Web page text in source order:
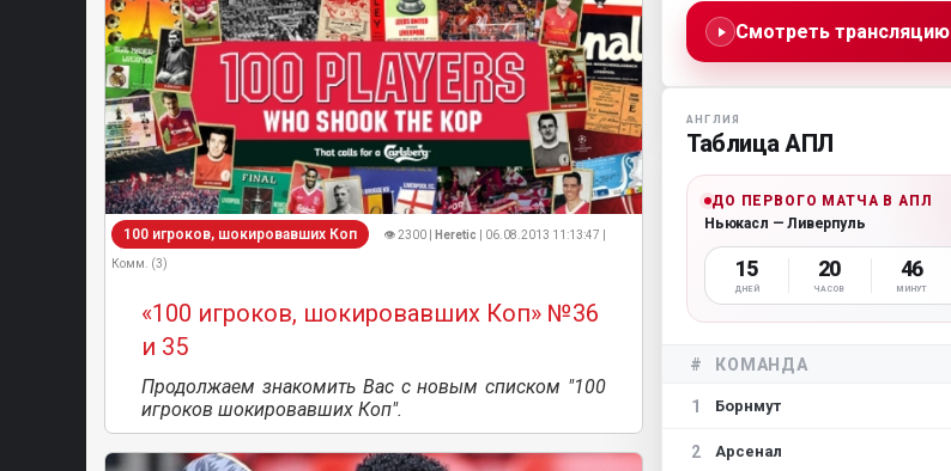
100 игроков, шокировавших Коп 👁 2300 | Heretic | 06.08.2013 11:13:47 |
Комм. (3)
«100 игроков, шокировавших Коп» №36
и 35
Продолжаем знакомить Вас с новым списком "100
игроков шокировавших Коп".
Смотреть трансляцию
АНГЛИЯ
Таблица АПЛ
ДО ПЕРВОГО МАТЧА В АПЛ
Ньюкасл — Ливерпуль
15
ДНЕЙ
20
ЧАСОВ
46
МИНУТ
# КОМАНДА
1 Борнмут
2 Арсенал